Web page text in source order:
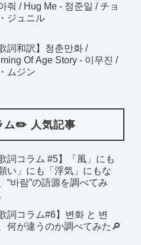
줘 / Hug Me - 정준일 / チョ
ジュニル
歌詞和訳】청춘만화 /
Of Age Story - 이무진 /
ムジン
ム✏️ 人気記事
歌詞コラム #5】「風」にも
願い」にも「浮気」にもな
“바람”の語源を調べてみ
歌詞コラム#6】변화 と 변
何が違うのか調べてみた🔎